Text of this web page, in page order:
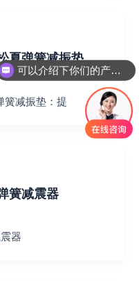
夏弹簧减振垫
簧减振垫：提
簧减震器
器
可以介绍下你们的产品么？